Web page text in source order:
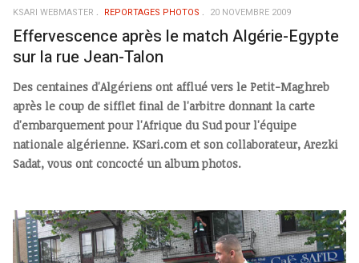
KSARI WEBMASTER REPORTAGES PHOTOS 20 NOVEMBRE 2009
Effervescence après le match Algérie-Egypte
sur la rue Jean-Talon
Des centaines d'Algériens ont afflué vers le Petit-Maghreb
après le coup de sifflet final de l'arbitre donnant la carte
d'embarquement pour l'Afrique du Sud pour l'équipe
nationale algérienne. KSari.com et son collaborateur, Arezki
Sadat, vous ont concocté un album photos.